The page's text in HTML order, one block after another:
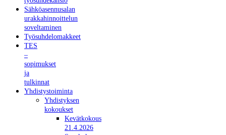
Sähköasennusalan
urakkahinnoittelun
soveltaminen
Työsuhdelomakkeet
TES
–
sopimukset
ja
tulkinnat
Yhdistystoiminta
Yhdistyksen
kokoukset
Kevätkokous
21.4.2026